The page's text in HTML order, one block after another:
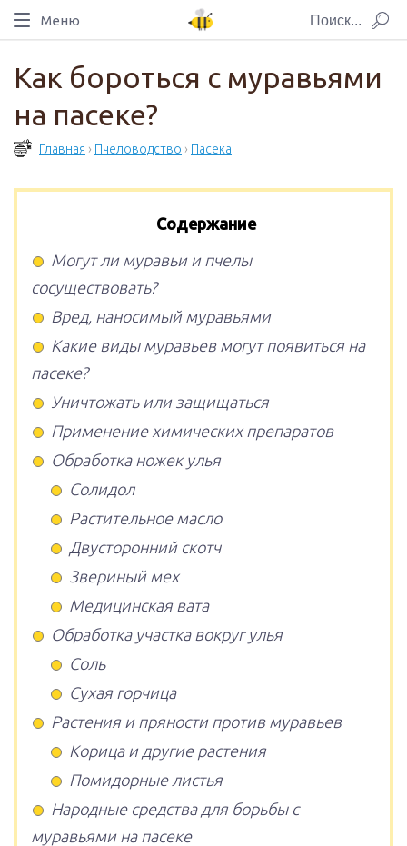
Меню
Как бороться с муравьями
на пасеке?
Главная › Пчеловодство › Пасека
Содержание
Могут ли муравьи и пчелы
сосуществовать?
Вред, наносимый муравьями
Какие виды муравьев могут появиться на
пасеке?
Уничтожать или защищаться
Применение химических препаратов
Обработка ножек улья
Солидол
Растительное масло
Двусторонний скотч
Звериный мех
Медицинская вата
Обработка участка вокруг улья
Соль
Сухая горчица
Растения и пряности против муравьев
Корица и другие растения
Помидорные листья
Народные средства для борьбы с
муравьями на пасеке